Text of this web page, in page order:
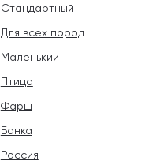
Стандартный
Для всех пород
Маленький
Птица
Фарш
Банка
Россия